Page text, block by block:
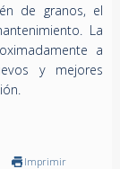
de granos, el
La
a
y mejores
Imprimir